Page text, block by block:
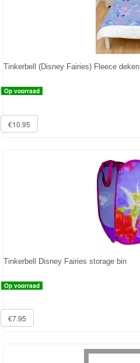
Dutch
PJ
Masks
Super
Sam
Magische
Eenhoorn
Tinkerbell (Disney Fairies) Fleece deken
Op voorraad
€10.95
Tinkerbell Disney Fairies storage bin
Op voorraad
€7.95